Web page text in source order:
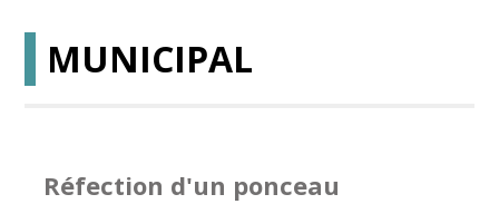
MUNICIPAL
Réfection d'un ponceau